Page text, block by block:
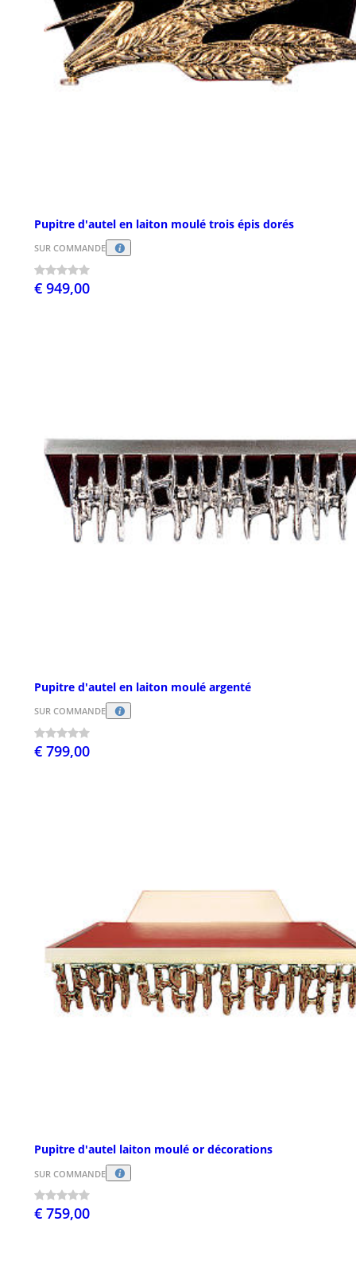
Pupitre d'autel en laiton moulé trois épis dorés
SUR COMMANDE
€ 949,00
Pupitre d'autel en laiton moulé argenté
SUR COMMANDE
€ 799,00
Pupitre d'autel laiton moulé or décorations
SUR COMMANDE
€ 759,00